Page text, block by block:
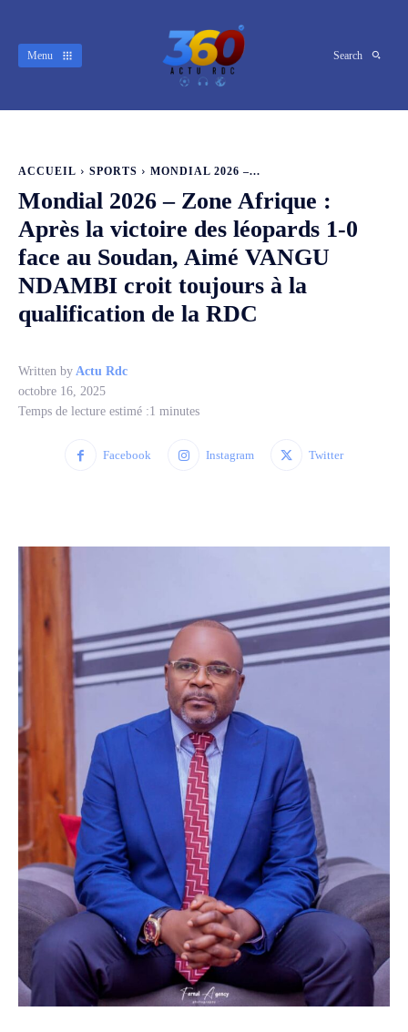
Menu Search
ACCUEIL SPORTS MONDIAL 2026 –...
Mondial 2026 – Zone Afrique :
Après la victoire des léopards 1-0
face au Soudan, Aimé VANGU
NDAMBI croit toujours à la
qualification de la RDC
Written by Actu Rdc
octobre 16, 2025
Temps de lecture estimé :1 minutes
Facebook Instagram Twitter